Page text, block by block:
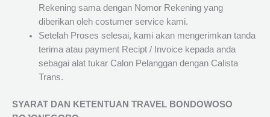
Rekening sama dengan Nomor Rekening yang
diberikan oleh costumer service kami.
Setelah Proses selesai, kami akan mengerimkan tanda
terima atau payment Recipt / Invoice kepada anda
sebagai alat tukar Calon Pelanggan dengan Calista
Trans.
SYARAT DAN KETENTUAN TRAVEL BONDOWOSO